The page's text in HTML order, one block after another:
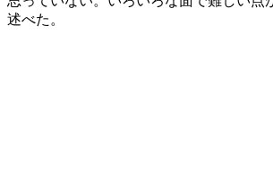
述べた。